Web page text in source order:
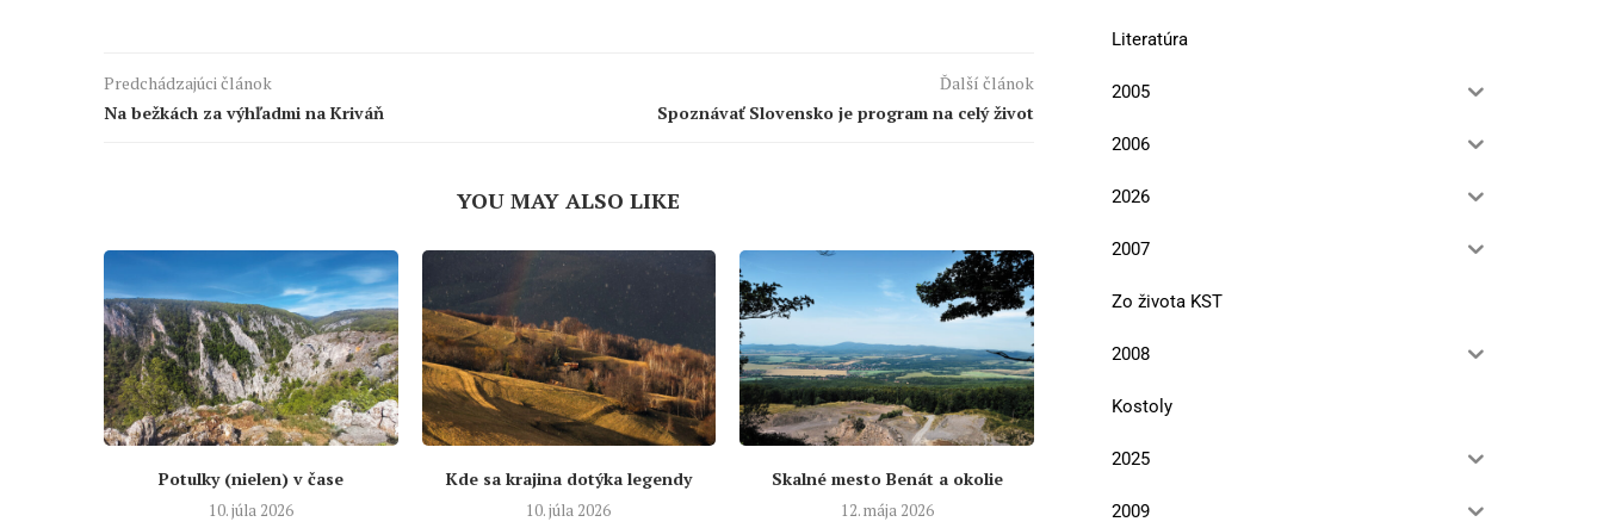
Predchádzajúci článok
Na bežkách za výhľadmi na Kriváň
Ďalší článok
Spoznávať Slovensko je program na celý život
YOU MAY ALSO LIKE
Potulky (nielen) v čase
10. júla 2026
Kde sa krajina dotýka legendy
10. júla 2026
Skalné mesto Benát a okolie
12. mája 2026
Maginhradom
Literatúra
2005
2006
2026
2007
Zo života KST
2008
Kostoly
2025
2009